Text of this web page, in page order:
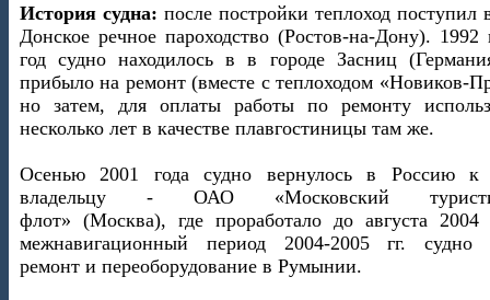
История судна: после постройки теплоход поступил
Донское речное пароходство (Ростов-на-Дону). 1992
год судно находилось в в городе Засниц
прибыло на ремонт (вместе с теплоходом «Новиков-
но затем, для оплаты работы по ремонту
несколько лет в качестве плавгостиницы там же.
Осенью 2001 года судно вернулось в Россию к
владельцу - ОАО «Московский
флот» (Москва), где проработало до августа
межнавигационный период 2004-2005 гг. судно
ремонт и переоборудование в Румынии.